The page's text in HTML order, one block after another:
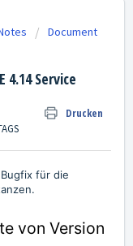
Document
4.14 Service
Drucken
für die
von Version